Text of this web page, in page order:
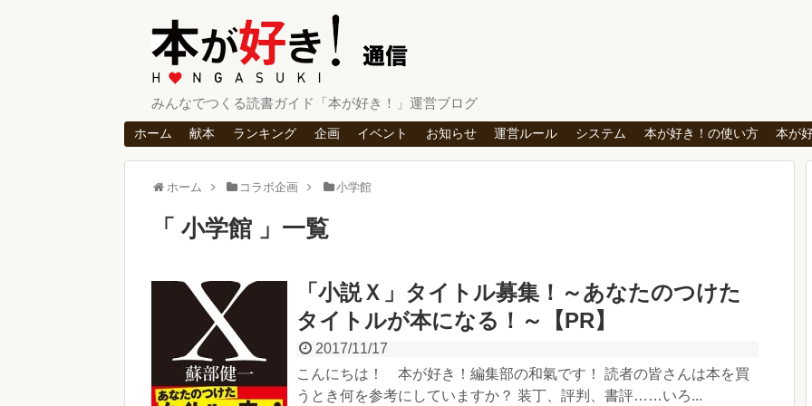
みんなでつくる読書ガイド「本が好き！」運営ブログ
ホーム 献本 ランキング 企画 イベント お知らせ 運営ルール システム 本が好き！の使い方 本が
ホーム コラボ企画 小学館
小学館 一覧
「小説Ｘ」タイトル募集！～あなたのつけた
タイトルが本になる！～【PR】
2017/11/17
こんにちは！ 本が好き！編集部の和氣です！ 読者の皆さんは本を買
うとき何を参考にしていますか？ 装丁、評判、書評……いろ...